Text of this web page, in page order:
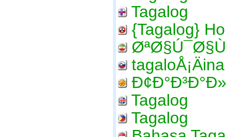
Tagalog
{Tagalog}
tagaloÅ¡Äina
Tagalog
Tagalog